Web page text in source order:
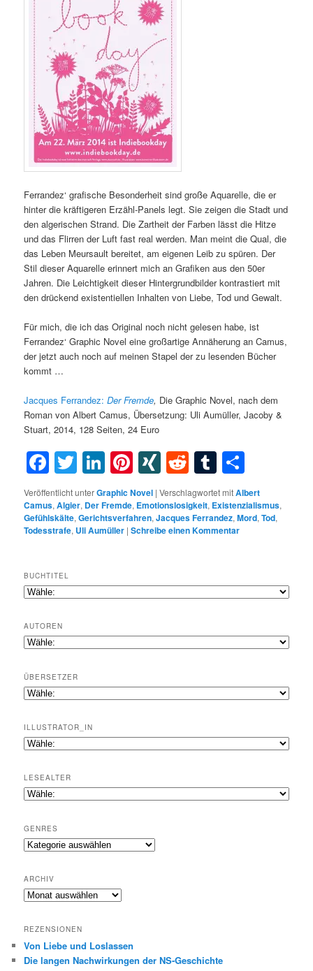
Ferrandez‘ grafische Besonderheit sind große Aquarelle, die er
hinter die kräftigeren Erzähl-Panels legt. Sie zeigen die Stadt und
den algerischen Strand. Die Zartheit der Farben lässt die Hitze
und das Flirren der Luft fast real werden. Man meint die Qual, die
das Leben Meursault bereitet, am eigenen Leib zu spüren. Der
Stil dieser Aquarelle erinnert mich an Grafiken aus den 50er
Jahren. Die Leichtigkeit dieser Hintergrundbilder kontrastiert mit
den drückend existentiellen Inhalten von Liebe, Tod und Gewalt.
Für mich, die ich das Original noch nicht gelesen habe, ist
Ferrandez‘ Graphic Novel eine großartige Annäherung an Camus,
der jetzt auch noch auf meinen Stapel der zu lesenden Bücher
kommt …
Jacques Ferrandez:Der Fremde, Die Graphic Novel, nach dem
Roman von Albert Camus, Übersetzung: Uli Aumüller, Jacoby &
Stuart, 2014, 128 Seiten, 24 Euro
Facebook
Twitter
LinkedIn
Pinterest
XINGRedditTumblr
Veröffentlicht unterGraphic Novel |Verschlagwortet mitAlbert
Camus,Algier, Der Fremde, Emotionslosigkeit, Existenzialismus,
Gefühlskälte,Gerichtsverfahren,Jacques Ferrandez,Mord,Tod,
Todesstrafe, Uli Aumüller |Schreibe einen Kommentar
BUCHTITEL
AUTOREN
ÜBERSETZER
ILLUSTRATOR_IN
LESEALTER
GENRES
Genres
ARCHIV
Archiv
REZENSIONEN
Von Liebe und Loslassen
Die langen Nachwirkungen der NS-Geschichte